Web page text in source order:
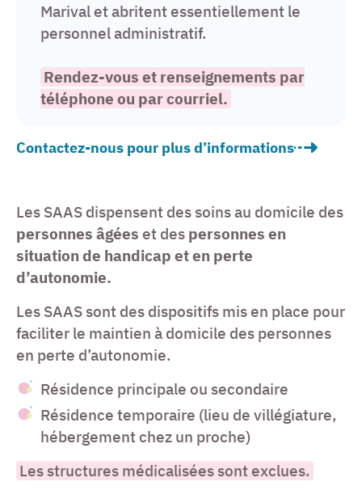
Marival et abritent essentiellement le
personnel administratif.
Rendez-vous et renseignements par
téléphone ou par courriel.
Contactez-nous pour plus d’informations
Les SAAS dispensent des soins au domicile des
personnes âgées et des personnes en
situation de handicap et en perte
d’autonomie.
Les SAAS sont des dispositifs mis en place pour
faciliter le maintien à domicile des personnes
en perte d’autonomie.
Résidence principale ou secondaire
Résidence temporaire (lieu de villégiature,
hébergement chez un proche)
Les structures médicalisées sont exclues.